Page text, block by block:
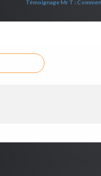
Témoignage Mr T :